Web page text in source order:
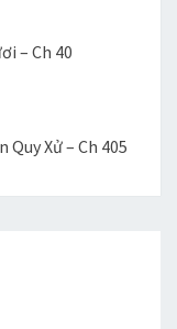
– Ch 40
Xử – Ch 405